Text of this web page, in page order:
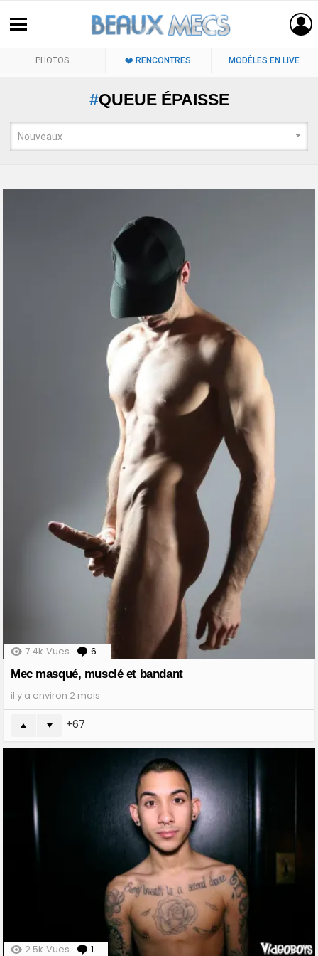
PHOTOS ❤️ RENCONTRES MODÈLES EN LIVE
QUEUE ÉPAISSE
7.4k Vues 6
Mec masqué, musclé et bandant
il y a environ 2 mois
67
2.5k Vues 1 Comment